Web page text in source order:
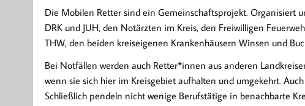
Die Mobilen Retter sind ein Gemeinschaftsprojekt. Organisiert
DRK und JUH, den Notärzten im Kreis, den Freiwilligen
THW, den beiden kreiseigenen Krankenhäusern Winsen und
Bei Notfällen werden auch Retter*innen aus anderen
wenn sie sich hier im Kreisgebiet aufhalten und umgekehrt.
Schließlich pendeln nicht wenige Berufstätige in benachbarte